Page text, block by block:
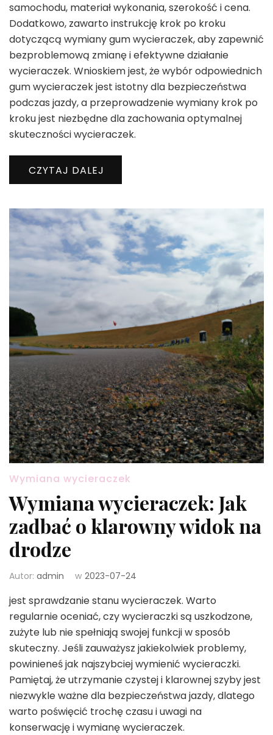
samochodu, materiał wykonania, szerokość i cena.
Dodatkowo, zawarto instrukcję krok po kroku
dotyczącą wymiany gum wycieraczek, aby zapewnić
bezproblemową zmianę i efektywne działanie
wycieraczek. Wnioskiem jest, że wybór odpowiednich
gum wycieraczek jest istotny dla bezpieczeństwa
podczas jazdy, a przeprowadzenie wymiany krok po
kroku jest niezbędne dla zachowania optymalnej
skuteczności wycieraczek.
CZYTAJ DALEJ
Wymiana wycieraczek
Wymiana wycieraczek: Jak
zadbać o klarowny widok na
drodze
Autor: admin w 2023-07-24
jest sprawdzanie stanu wycieraczek. Warto
regularnie oceniać, czy wycieraczki są uszkodzone,
zużyte lub nie spełniają swojej funkcji w sposób
skuteczny. Jeśli zauważysz jakiekolwiek problemy,
powinieneś jak najszybciej wymienić wycieraczki.
Pamiętaj, że utrzymanie czystej i klarownej szyby jest
niezwykle ważne dla bezpieczeństwa jazdy, dlatego
warto poświęcić trochę czasu i uwagi na
konserwację i wymianę wycieraczek.